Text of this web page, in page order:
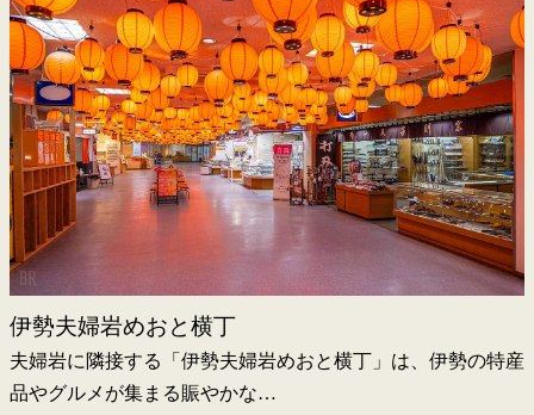
伊勢夫婦岩めおと横丁
夫婦岩に隣接する「伊勢夫婦岩めおと横丁」は、伊勢の特産
品やグルメが集まる賑やかな…